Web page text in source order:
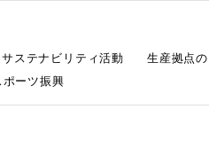
ステナビリティ活動
生産拠点
ポーツ振興